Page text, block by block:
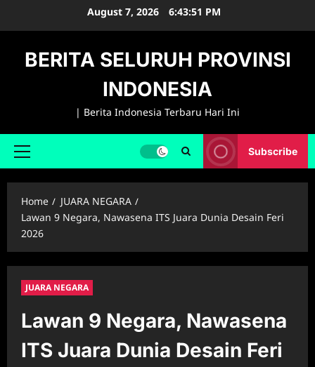
August 7, 2026 6:43:52 PM
BERITA SELURUH PROVINSI
INDONESIA
| Berita Indonesia Terbaru Hari Ini
Primary
Subscribe
Home
JUARA NEGARA
Lawan 9 Negara, Nawasena ITS Juara Dunia Desain Feri
2026
JUARA NEGARA
Lawan 9 Negara, Nawasena
ITS Juara Dunia Desain Feri